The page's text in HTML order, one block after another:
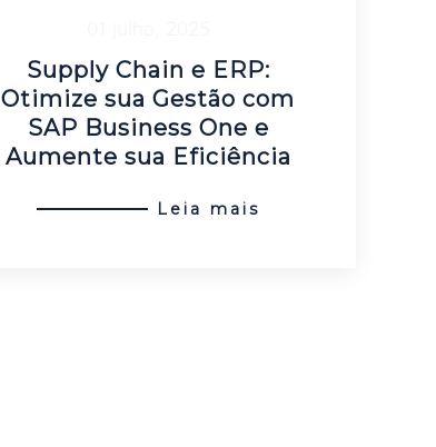
Supply Chain e ERP:
Otimize sua Gestão com
SAP Business One e
Aumente sua Eficiência
Leia mais